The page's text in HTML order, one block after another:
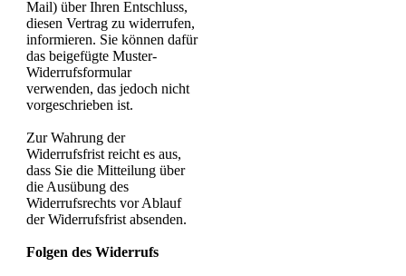
Mail) über Ihren Entschluss,
diesen Vertrag zu widerrufen,
informieren. Sie können dafür
das beigefügte Muster-
Widerrufsformular
verwenden, das jedoch nicht
vorgeschrieben ist.
Zur Wahrung der
Widerrufsfrist reicht es aus,
dass Sie die Mitteilung über
die Ausübung des
Widerrufsrechts vor Ablauf
der Widerrufsfrist absenden.
Folgen des Widerrufs